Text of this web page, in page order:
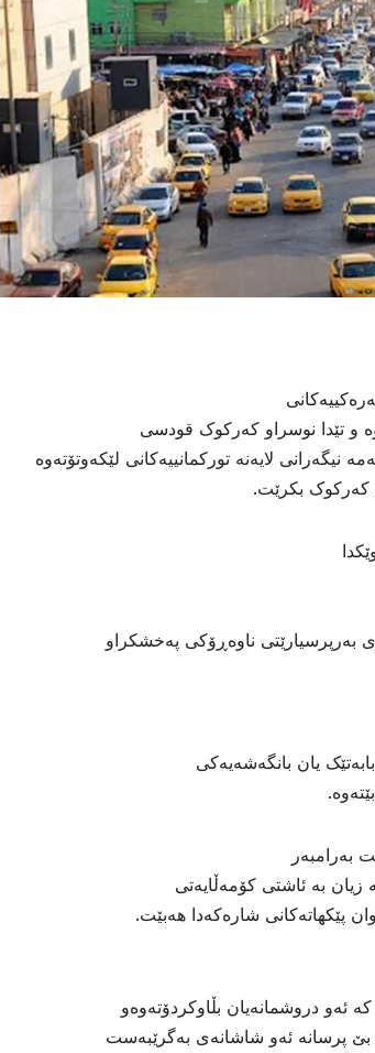
و تێدا نوسراو کەرکوک قودسی
لایەنە تورکمانییەکانی لێکەوتۆتەوە
کەرکوک بکرێت.
بەرپرسیارێتی ناوەڕۆکی پەخشکراو
یان بانگەشەیەکی
بەرامبەر
زیان بە ئاشتی کۆمەڵایەتی
پێکهاتەکانی شارەکەدا هەبێت.
ئەو دروشمانەیان بڵاوکردۆتەوەو
بێ پرسانە ئەو شاشانەی بەگرێبەست